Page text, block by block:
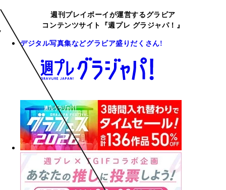
週刊プレイボーイが運営するグラビア
コンテンツサイト『週プレ グラジャパ！』
デジタル写真集などグラビア盛りだくさん!